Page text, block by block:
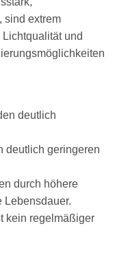
sind extrem
und
deutlich
deutlich geringeren
durch höhere
Lebensdauer.
kein regelmäßiger